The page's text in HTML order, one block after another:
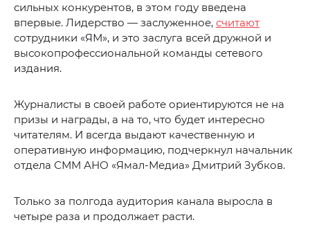
сильных конкурентов, в этом году введена
впервые. Лидерство — заслуженное, считают
сотрудники «ЯМ», и это заслуга всей дружной и
высокопрофессиональной команды сетевого
издания.
Журналисты в своей работе ориентируются не на
призы и награды, а на то, что будет интересно
читателям. И всегда выдают качественную и
оперативную информацию, подчеркнул начальник
отдела СММ АНО «Ямал-Медиа» Дмитрий Зубков.
Только за полгода аудитория канала выросла в
четыре раза и продолжает расти.